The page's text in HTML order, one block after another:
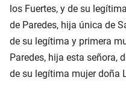
los Fuertes, y de su
de Paredes, hija única de
de su legítima y primera
Paredes, hija esta señora,
de su legítima mujer doña